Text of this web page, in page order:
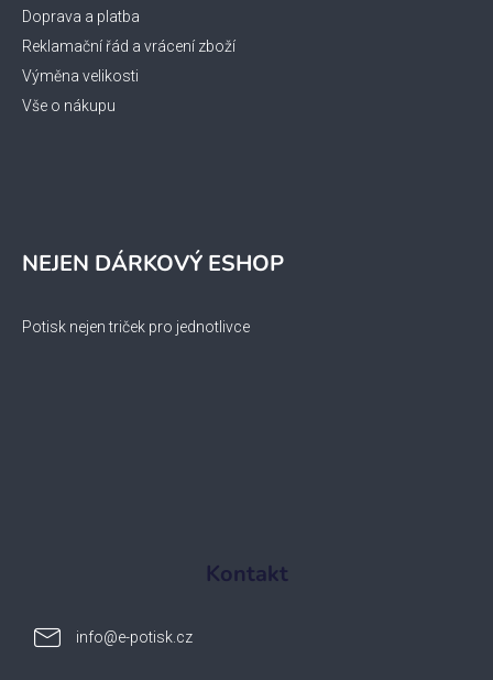
Doprava a platba
Reklamační řád a vrácení zboží
Výměna velikosti
Vše o nákupu
NEJEN DÁRKOVÝ ESHOP
Potisk nejen triček pro jednotlivce
Kontakt
info@e-potisk.cz